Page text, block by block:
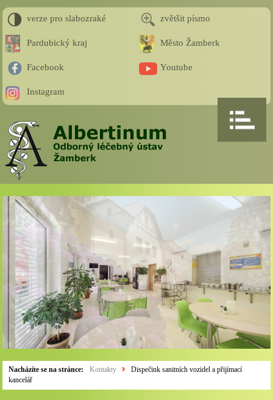
verze pro slabozraké zvětšit písmo
Pardubický kraj Město Žamberk
Facebook Youtube
Instagram
Nacházíte se na stránce: Kontakty
Dispečink sanitních vozidel a přijímací
kancelář